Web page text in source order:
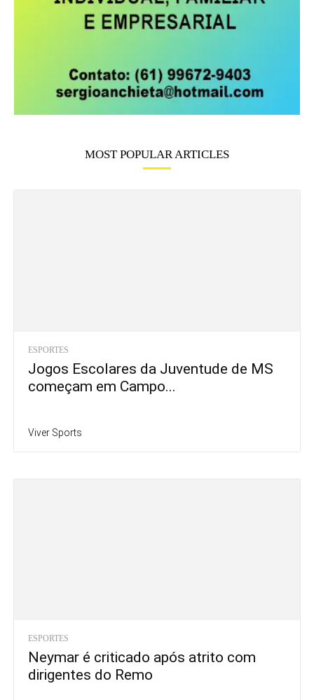
MOST POPULAR ARTICLES
ESPORTES
Jogos Escolares da Juventude de MS
começam em Campo...
Viver Sports
ESPORTES
Neymar é criticado após atrito com
dirigentes do Remo